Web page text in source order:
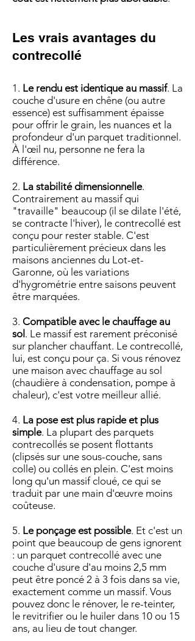
Les vrais avantages du
contrecollé
1. Le rendu est identique au massif. La
couche d'usure en chêne (ou autre
essence) est suffisamment épaisse
pour offrir le grain, les nuances et la
profondeur d'un parquet traditionnel.
À l'œil nu, personne ne fera la
différence.
2. La stabilité dimensionnelle.
Contrairement au massif qui
"travaille" beaucoup (il se dilate l'été,
se contracte l'hiver), le contrecollé est
conçu pour rester stable. C'est
particulièrement précieux dans les
maisons anciennes du Lot-et-
Garonne, où les variations
d'hygrométrie entre saisons peuvent
être marquées.
3. Compatible avec le chauffage au
sol . Le massif est rarement préconisé
sur plancher chauffant. Le contrecollé,
lui, est conçu pour ça. Si vous rénovez
une maison avec chauffage au sol
(chaudière à condensation, pompe à
chaleur), c'est votre meilleur allié.
4. La pose est plus rapide et plus
simple. La plupart des parquets
contrecollés se posent flottants
(clipsés sur une sous-couche, sans
colle) ou collés en plein. C'est moins
long qu'un massif cloué, ce qui se
traduit par une main d'œuvre moins
coûteuse.
5. Le ponçage est possible. Et c'est un
point que beaucoup de gens ignorent
: un parquet contrecollé avec une
couche d'usure d'au moins 2,5 mm
peut être poncé 2 à 3 fois dans sa vie,
exactement comme un massif. Vous
pouvez donc le rénover, le re-teinter,
le revitrifier ou le huiler dans 10 ou 15
ans, au lieu de tout changer.